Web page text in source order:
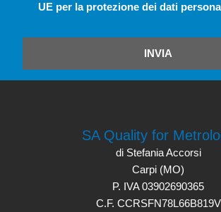
UE per la protezione dei dati
INVIA
SA Quality for
di Stefania Accorsi
Carpi (MO)
P. IVA 03902690365
C.F. CCRSFN78L66B819V